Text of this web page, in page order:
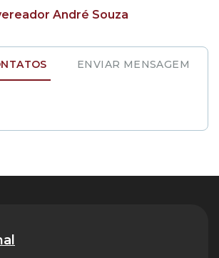
André Souza
ENVIAR MENSAGEM